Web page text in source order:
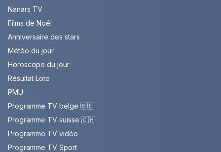
Nanars TV
Films de Noël
Anniversaire des stars
Météo du jour
Horoscope du jour
Résultat Loto
PMU
Programme TV belge 🇧🇪
Programme TV suisse 🇨🇭
Programme TV vidéo
Programme TV Sport